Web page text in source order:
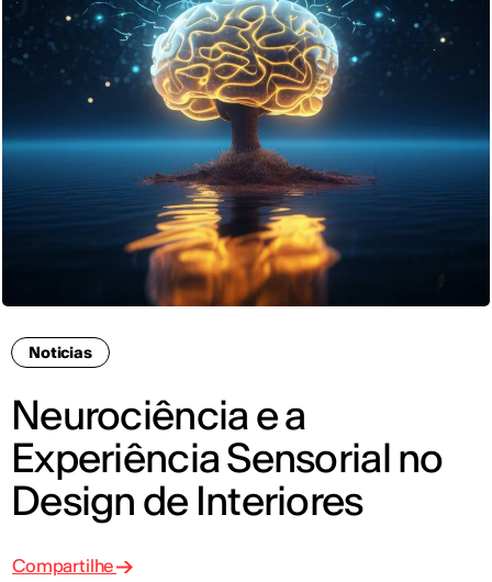
Noticias
Neurociência e a
Experiência Sensorial no
Design de Interiores
Compartilhe